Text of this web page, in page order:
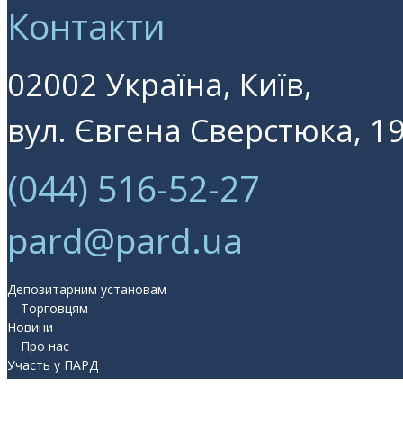
Контакти
02002 Україна, Київ,
вул. Євгена Сверстюка,
(044) 516-52-27
pard@pard.ua
Депозитарним установам
Торговцям
Новини
Про нас
Участь у ПАРД
Прес-центр